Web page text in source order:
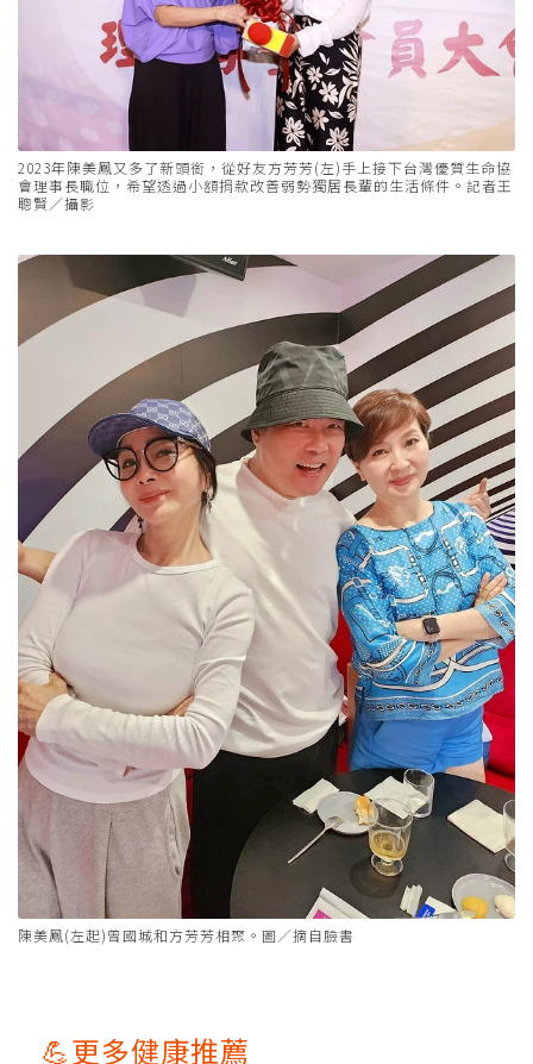
2023年陳美鳳又多了新頭銜，從好友方芳芳(左)手上接下台灣優質生命協
會理事長職位，希望透過小額捐款改善弱勢獨居長輩的生活條件。記者王
聰賢／攝影
陳美鳳(左起)曾國城和方芳芳相聚。圖／摘自臉書
💪更多健康推薦